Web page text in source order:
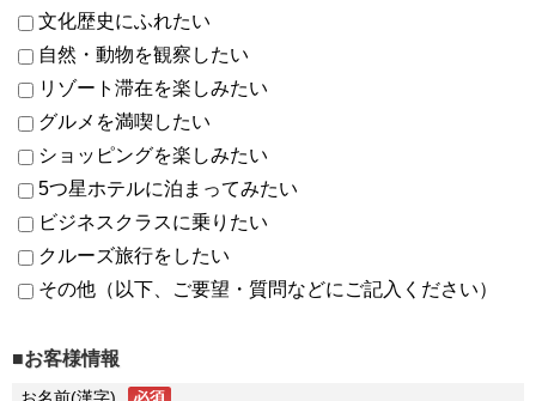
文化歴史にふれたい
自然・動物を観察したい
リゾート滞在を楽しみたい
グルメを満喫したい
ショッピングを楽しみたい
5つ星ホテルに泊まってみたい
ビジネスクラスに乗りたい
クルーズ旅行をしたい
その他（以下、ご要望・質問などにご記入ください）
■お客様情報